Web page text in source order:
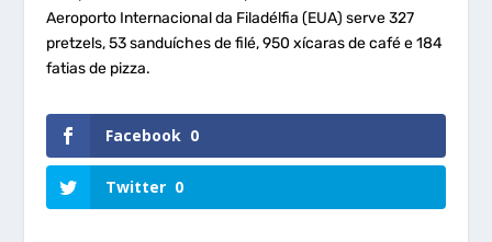
Aeroporto Internacional da Filadélfia (EUA) serve 327
pretzels, 53 sanduíches de filé, 950 xícaras de café e 184
fatias de pizza.
Facebook 0
Twitter 0